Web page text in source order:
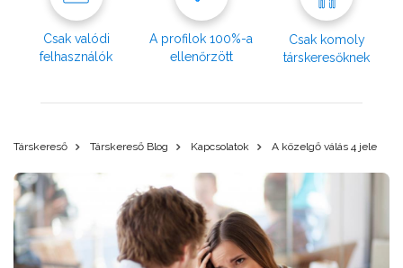
Csak valódi
felhasználók
A profilok 100%-a
ellenőrzött
Csak komoly
társkeresőknek
Társkereső Társkereső Blog Kapcsolatok A közelgő válás 4 jele